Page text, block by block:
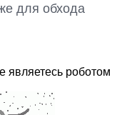
для обхода
являетесь роботом